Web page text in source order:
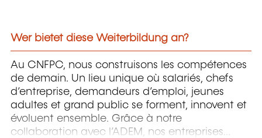
Wer bietet diese Weiterbildung an?
Au CNFPC, nous construisons les compétences
de demain. Un lieu unique où salariés, chefs
d’entreprise, demandeurs d’emploi, jeunes
adultes et grand public se forment, innovent et
évoluent ensemble. Grâce à notre
collaboration avec l’ADEM, nos entreprises